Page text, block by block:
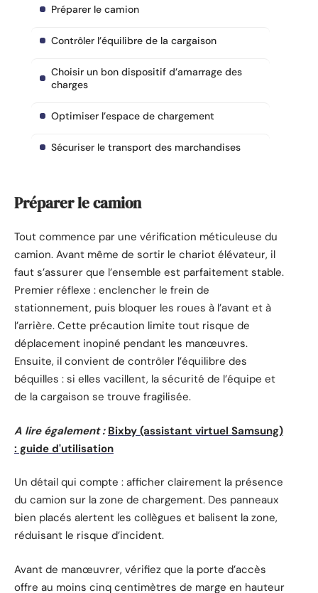
Préparer le camion
Contrôler l’équilibre de la cargaison
Choisir un bon dispositif d’amarrage des
charges
Optimiser l’espace de chargement
Sécuriser le transport des marchandises
Préparer le camion
Tout commence par une vérification méticuleuse du
camion. Avant même de sortir le chariot élévateur, il
faut s’assurer que l’ensemble est parfaitement stable.
Premier réflexe : enclencher le frein de
stationnement, puis bloquer les roues à l’avant et à
l’arrière. Cette précaution limite tout risque de
déplacement inopiné pendant les manœuvres.
Ensuite, il convient de contrôler l’équilibre des
béquilles : si elles vacillent, la sécurité de l’équipe et
de la cargaison se trouve fragilisée.
A lire également : Bixby (assistant virtuel Samsung)
: guide d'utilisation
Un détail qui compte : afficher clairement la présence
du camion sur la zone de chargement. Des panneaux
bien placés alertent les collègues et balisent la zone,
réduisant le risque d’incident.
Avant de manœuvrer, vérifiez que la porte d’accès
offre au moins cinq centimètres de marge en hauteur